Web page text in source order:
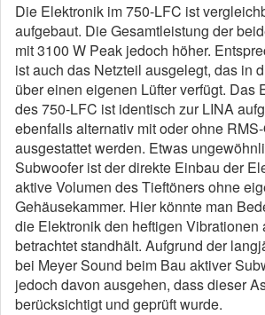
Die Elektronik im 750-LFC ist
aufgebaut. Die Gesamtleistung der
mit 3100 W Peak jedoch höher.
ist auch das Netzteil ausgelegt, das in
über einen eigenen Lüfter verfügt. Das
des 750-LFC ist identisch zur LINA
ebenfalls alternativ mit oder ohne
ausgestattet werden. Etwas
Subwoofer ist der direkte Einbau der
aktive Volumen des Tieftöners ohne
Gehäusekammer. Hier könnte man
die Elektronik den heftigen Vibrationen
betrachtet standhält. Aufgrund der
bei Meyer Sound beim Bau aktiver
jedoch davon ausgehen, dass dieser
berücksichtigt und geprüft wurde.